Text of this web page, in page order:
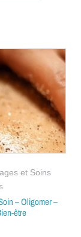
et Soins
– Oligomer –
être